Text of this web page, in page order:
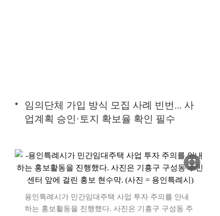
임의단체 가입 방식 모집 사례 빈번... 사
업계획 승인·토지 확보율 확인 필수
fullscreen
용인특례시가 민간임대주택 사업 투자 주의를 안내
하는 홍보활동을 진행했다. 사진은 기흥구 구성동 주